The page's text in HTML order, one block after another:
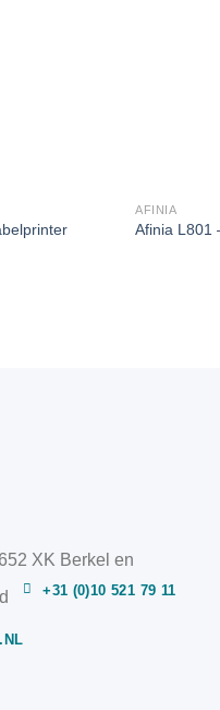
AFINIA
Afinia L801
XK Berkel en
+31 (0)10 521 79 11